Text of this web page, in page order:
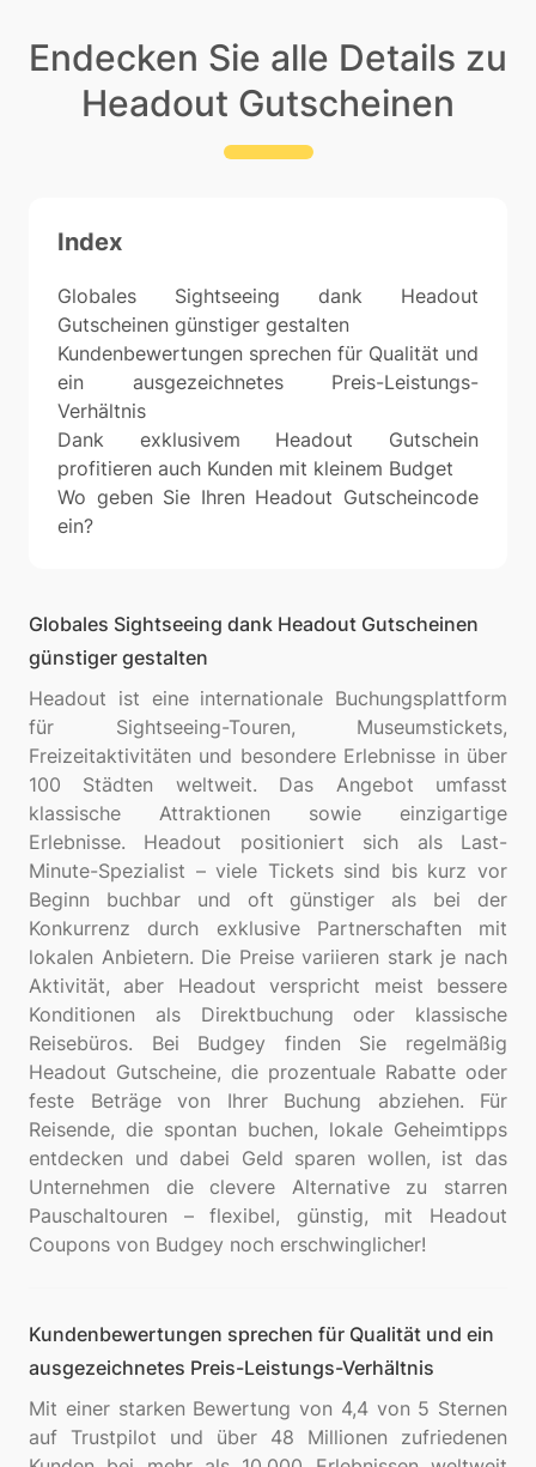
Endecken Sie alle Details zu
Headout Gutscheinen
Index
Globales Sightseeing dank Headout
Gutscheinen günstiger gestalten
Kundenbewertungen sprechen für Qualität und
ein ausgezeichnetes Preis-Leistungs-
Verhältnis
Dank exklusivem Headout Gutschein
profitieren auch Kunden mit kleinem Budget
Wo geben Sie Ihren Headout Gutscheincode
ein?
Globales Sightseeing dank Headout Gutscheinen
günstiger gestalten
Headout ist eine internationale Buchungsplattform
für Sightseeing-Touren, Museumstickets,
Freizeitaktivitäten und besondere Erlebnisse in über
100 Städten weltweit. Das Angebot umfasst
klassische Attraktionen sowie einzigartige
Erlebnisse. Headout positioniert sich als Last-
Minute-Spezialist – viele Tickets sind bis kurz vor
Beginn buchbar und oft günstiger als bei der
Konkurrenz durch exklusive Partnerschaften mit
lokalen Anbietern. Die Preise variieren stark je nach
Aktivität, aber Headout verspricht meist bessere
Konditionen als Direktbuchung oder klassische
Reisebüros. Bei Budgey finden Sie regelmäßig
Headout Gutscheine, die prozentuale Rabatte oder
feste Beträge von Ihrer Buchung abziehen. Für
Reisende, die spontan buchen, lokale Geheimtipps
entdecken und dabei Geld sparen wollen, ist das
Unternehmen die clevere Alternative zu starren
Pauschaltouren – flexibel, günstig, mit Headout
Kundenbewertungen sprechen für Qualität und ein
ausgezeichnetes Preis-Leistungs-Verhältnis
Mit einer starken Bewertung von 4,4 von 5 Sternen
auf Trustpilot und über 48 Millionen zufriedenen